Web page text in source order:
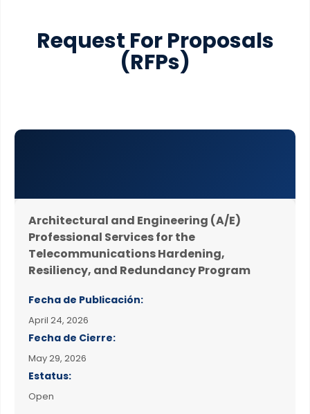
Request For Proposals
(RFPs)
Architectural and Engineering (A/E)
Professional Services for the
Telecommunications Hardening,
Resiliency, and Redundancy Program
Fecha de Publicación:
April 24, 2026
Fecha de Cierre:
May 29, 2026
Estatus:
Open